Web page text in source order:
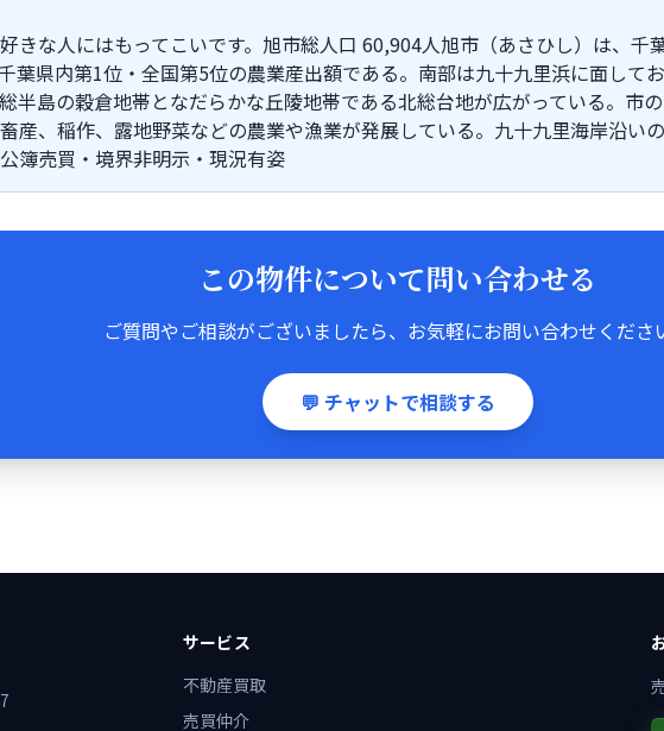
きな人にはもってこいです。旭市総人口 60,904人旭市（あさひし）は、
葉県内第1位・全国第5位の農業産出額である。南部は九十九里浜に面して
半島の穀倉地帯となだらかな丘陵地帯である北総台地が広がっている。市
産、稲作、露地野菜などの農業や漁業が発展している。九十九里海岸沿い
簿売買・境界非明示・現況有姿
この物件について問い合わせる
ご質問やご相談がございましたら、お気軽にお問い合わせくださ
💬 チャットで相談する
サービス
不動産買取
売買仲介